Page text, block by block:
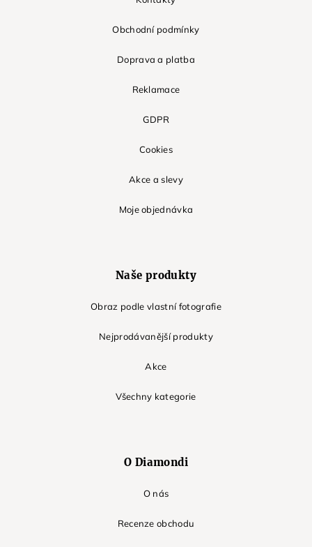
Obchodní podmínky
Doprava a platba
Reklamace
GDPR
Cookies
Akce a slevy
Moje objednávka
Naše produkty
Obraz podle vlastní fotografie
Nejprodávanější produkty
Akce
Všechny kategorie
O Diamondi
O nás
Recenze obchodu